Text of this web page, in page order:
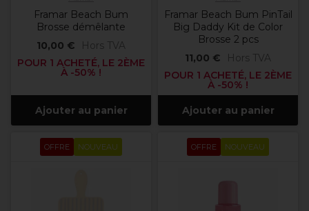
Framar Beach Bum
Brosse démêlante
10,00 €
Hors TVA
POUR 1 ACHETÉ, LE 2ÈME
À -50% !
Ajouter au panier
Framar Beach Bum PinTail
Big Daddy Kit de Color
Brosse 2 pcs
11,00 €
Hors TVA
POUR 1 ACHETÉ, LE 2ÈME
À -50% !
Ajouter au panier
OFFRE NOUVEAU OFFRE NOUVEAU